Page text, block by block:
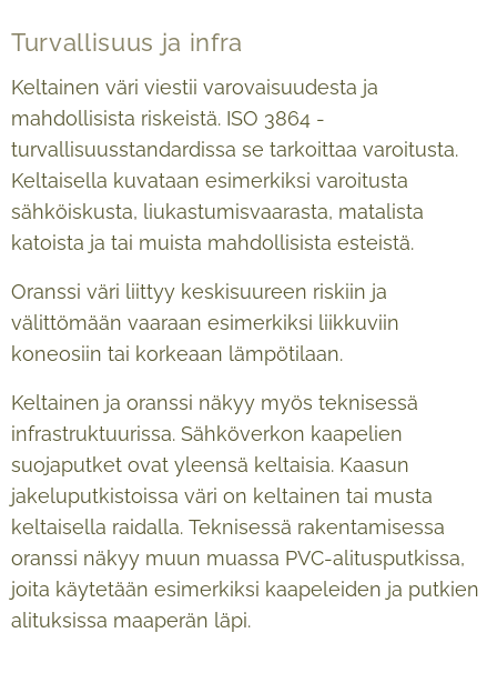
Turvallisuus ja infra
Keltainen väri viestii varovaisuudesta ja
mahdollisista riskeistä. ISO 3864 -
turvallisuusstandardissa se tarkoittaa varoitusta.
Keltaisella kuvataan esimerkiksi varoitusta
sähköiskusta, liukastumisvaarasta, matalista
katoista ja tai muista mahdollisista esteistä.
Oranssi väri liittyy keskisuureen riskiin ja
välittömään vaaraan esimerkiksi liikkuviin
koneosiin tai korkeaan lämpötilaan.
Keltainen ja oranssi näkyy myös teknisessä
infrastruktuurissa. Sähköverkon kaapelien
suojaputket ovat yleensä keltaisia. Kaasun
jakeluputkistoissa väri on keltainen tai musta
keltaisella raidalla. Teknisessä rakentamisessa
oranssi näkyy muun muassa PVC-alitusputkissa,
joita käytetään esimerkiksi kaapeleiden ja putkien
alituksissa maaperän läpi.